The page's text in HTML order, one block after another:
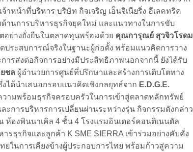
จ้าหน้าที่บริหาร บริษัท กิจเจริญ เอ็นจิเนียริ่ง อีเลคทริค
านการบริหารธุรกิจยุคใหม่ และแนวทางในการขับ
อย่างยั่งยืนในตลาดทุนพร้อมด้วย คุณการุณย์ สุวจิวโรดม
ประสบการณ์จริงในฐานะผู้ก่อตั้ง พร้อมแนวคิดการวาง
ารส่งต่อกิจการอย่างมีประสิทธิภาพนอกจากนี้ ยังได้รับ
ชล ผู้อำนวยการศูนย์ที่ปรึกษาและสร้างการเติบโตทาง
ได้นำเสนอกรอบแนวคิดเชิงกลยุทธ์จาก E.D.G.E.
ามพร้อมธุรกิจครอบครัวในการเข้าสู่ตลาดหลักทรัพย์
ะการบริหารการเปลี่ยนผ่านระหว่างรุ่น กิจกรรมดังกล่าว
ห้องพินนาเคิล 4 ชั้น 4 โรงแรมอินเตอร์คอนติเนนตัล
รธุรกิจและลูกค้า K SME SIERRA เข้าร่วมอย่างคับคั่ง
ในการเคียงข้างผู้ประกอบการไทย พร้อมก้าวสู่ความ